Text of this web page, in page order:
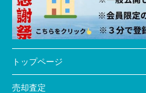
トップページ
売却査定